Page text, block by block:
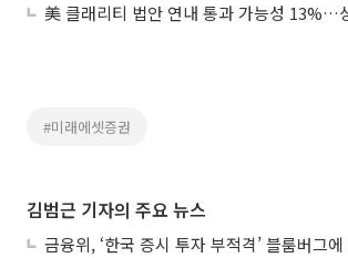
#미래에셋증권
김범근 기자의 주요 뉴스